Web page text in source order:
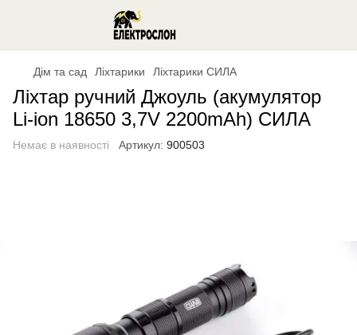
Дім та сад Ліхтарики Ліхтарики СИЛА
Ліхтар ручний Джоуль (акумулятор
Li-ion 18650 3,7V 2200mAh) СИЛА
Немає в наявності Артикул: 900503